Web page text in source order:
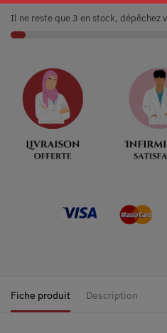
Il ne reste que 3 en stock, dépêchez
Fiche produit Description